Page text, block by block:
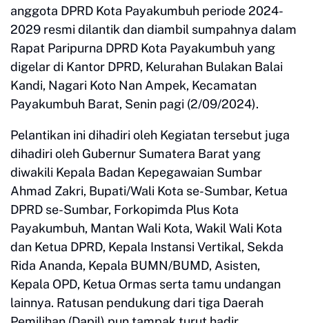
anggota DPRD Kota Payakumbuh periode 2024-
2029 resmi dilantik dan diambil sumpahnya dalam
Rapat Paripurna DPRD Kota Payakumbuh yang
digelar di Kantor DPRD, Kelurahan Bulakan Balai
Kandi, Nagari Koto Nan Ampek, Kecamatan
Payakumbuh Barat, Senin pagi (2/09/2024).
Pelantikan ini dihadiri oleh Kegiatan tersebut juga
dihadiri oleh Gubernur Sumatera Barat yang
diwakili Kepala Badan Kepegawaian Sumbar
Ahmad Zakri, Bupati/Wali Kota se-Sumbar, Ketua
DPRD se-Sumbar, Forkopimda Plus Kota
Payakumbuh, Mantan Wali Kota, Wakil Wali Kota
dan Ketua DPRD, Kepala Instansi Vertikal, Sekda
Rida Ananda, Kepala BUMN/BUMD, Asisten,
Kepala OPD, Ketua Ormas serta tamu undangan
lainnya. Ratusan pendukung dari tiga Daerah